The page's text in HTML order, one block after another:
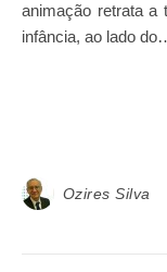
animação retrata a
infância, ao lado
Ozires Silva